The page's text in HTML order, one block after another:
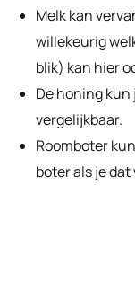
Melk kan
willekeurig
blik) kan hier
De honing
vergelijkbaar.
Roomboter
boter als je dat